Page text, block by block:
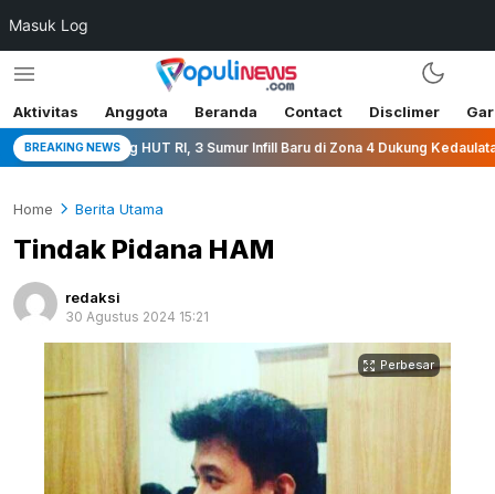
Masuk Log
Aktivitas Anggota Beranda Contact Disclimer
BREAKING NEWS
HUT RI, 3 Sumur Infill Baru di Zona 4 Dukung Kedaulatan Energi
Home Berita Utama
Tindak Pidana HAM
redaksi
30 Agustus 2024 15:21
Perbesar